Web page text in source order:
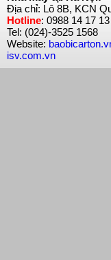
Địa chỉ: Lô 8B, KCN
Hotline: 0988 14 17
Tel: (024)-3525 1568
Website:
isv.com.vn